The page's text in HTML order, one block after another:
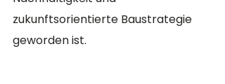
zukunftsorientierte Baustrategie
geworden ist.